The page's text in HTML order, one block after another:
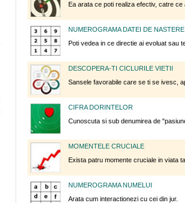
Ea arata ce poti realiza efectiv, catre ce
NUMEROGRAMA DATEI DE NASTERE
Poti vedea in ce directie ai evoluat sau
DESCOPERA-TI CICLURILE VIETII
Sansele favorabile care se ti se ivesc,
CIFRA DORINTELOR
Cunoscuta si sub denumirea de
MOMENTELE CRUCIALE
Exista patru momente cruciale in viata
NUMEROGRAMA NUMELUI
Arata cum interactionezi cu cei din jur.